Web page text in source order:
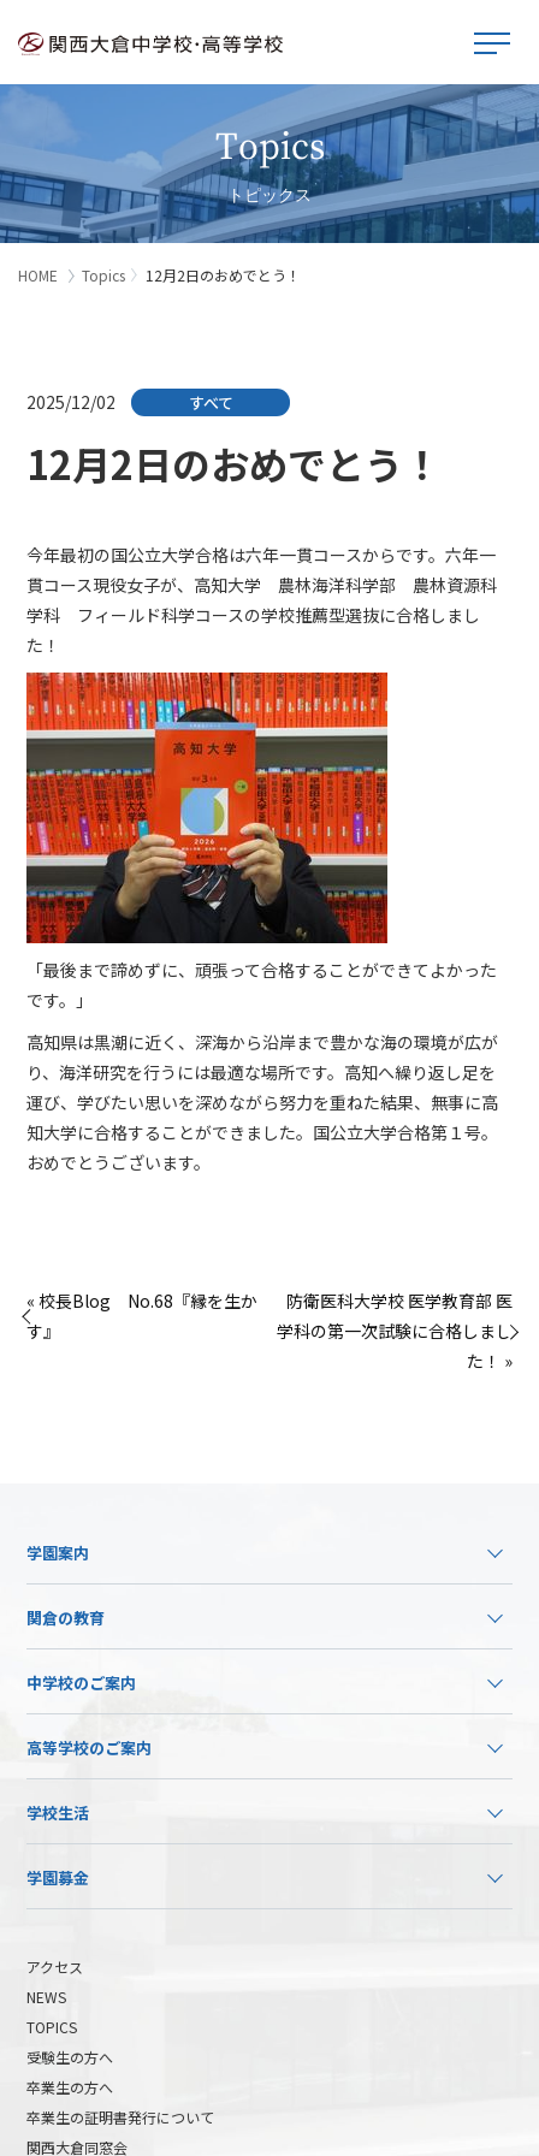
Topics
トピックス
HOME Topics 12月2日のおめでとう！
2025/12/02 すべて
12月2日のおめでとう！
今年最初の国公立大学合格は六年一貫コースからです。六年一
貫コース現役女子が、高知大学 農林海洋科学部 農林資源科
学科 フィールド科学コースの学校推薦型選抜に合格しまし
た！
「最後まで諦めずに、頑張って合格することができてよかった
です。」
高知県は黒潮に近く、深海から沿岸まで豊かな海の環境が広が
り、海洋研究を行うには最適な場所です。高知へ繰り返し足を
運び、学びたい思いを深めながら努力を重ねた結果、無事に高
知大学に合格することができました。国公立大学合格第１号。
おめでとうございます。
« 校長Blog No.68『縁を生か
す』
防衛医科大学校 医学教育部 医
学科の第一次試験に合格しまし
た！ »
学園案内
関倉の教育
中学校のご案内
高等学校のご案内
学校生活
学園募金
アクセス
NEWS
TOPICS
受験生の方へ
卒業生の方へ
卒業生の証明書発行について
関西大倉同窓会